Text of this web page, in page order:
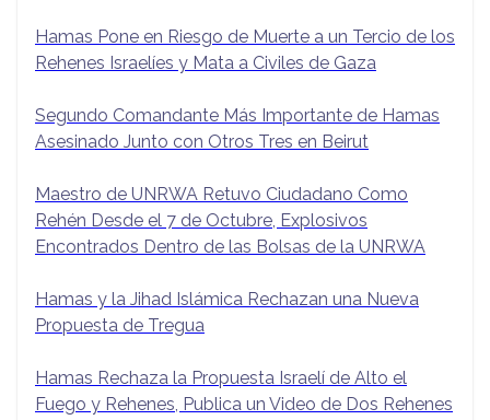
Hamas Pone en Riesgo de Muerte a un Tercio de los
Rehenes Israelíes y Mata a Civiles de Gaza
Segundo Comandante Más Importante de Hamas
Asesinado Junto con Otros Tres en Beirut
Maestro de UNRWA Retuvo Ciudadano Como
Rehén Desde el 7 de Octubre, Explosivos
Encontrados Dentro de las Bolsas de la UNRWA
Hamas y la Jihad Islámica Rechazan una Nueva
Propuesta de Tregua
Hamas Rechaza la Propuesta Israelí de Alto el
Fuego y Rehenes, Publica un Video de Dos Rehenes